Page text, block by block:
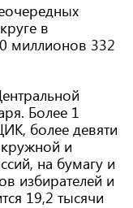
в
миллионов 332
Более 1
более девяти
и
на бумагу и
избирателей и
19,2 тысячи